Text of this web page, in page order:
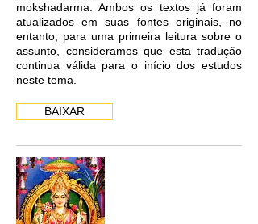
mokshadarma. Ambos os textos já foram
atualizados em suas fontes originais, no
entanto, para uma primeira leitura sobre o
assunto, consideramos que esta tradução
continua válida para o início dos estudos
neste tema.
BAIXAR